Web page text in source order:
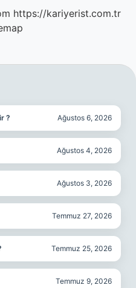
https://kariyerist.com.tr
? Ağustos 6, 2026
Ağustos 4, 2026
Ağustos 3, 2026
Temmuz 27, 2026
Temmuz 25, 2026
Temmuz 9, 2026